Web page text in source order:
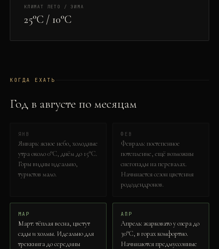
КЛИМАТ ЛЕТО / ЗИМА
25°C / 10°C
КОГДА ЕХАТЬ
Год в августе по месяцам
ЯНВ
Январь: ясное небо, холодные
утра около 0°C, днём до 15°C.
Горы видны идеально,
туристов мало.
ФЕВ
Февраль: постепенное
потепление, ещё возможны
снегопады на перевалах.
Начинается сезон цветения
рододендронов.
МАР
Март: тёплая весна, цветут
сады и холмы. Идеально для
треккинга до середины
АПР
Апрель: жарковато у озера до
30°C, в горах комфортно.
Начинаются предмуссонные